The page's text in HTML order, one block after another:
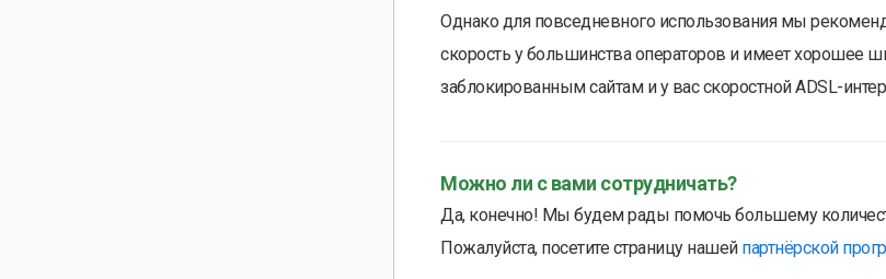
Однако для повседневного использования мы
скорость у большинства операторов и имеет хорошее
заблокированным сайтам и у вас скоростной ADSL-
Можно ли с вами сотрудничать?
Да, конечно! Мы будем рады помочь большему
Пожалуйста, посетите страницу нашей партнёрской